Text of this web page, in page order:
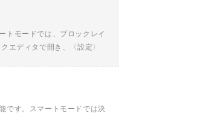
トモードでは、ブロックレイ
エディタで開き、〈設定〉
です。スマートモードでは決